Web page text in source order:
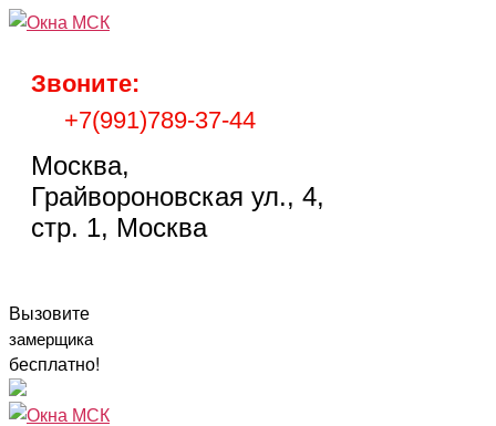
Перейти
содержимому
Звоните:
+7(991)789-37-44
Москва,
Грайвороновская ул., 4,
стр. 1, Москва
Вызовите
замерщика
бесплатно!